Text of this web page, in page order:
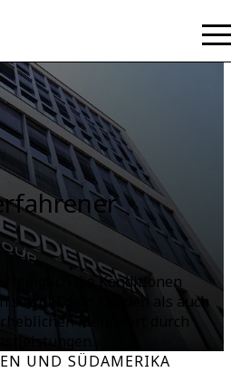
lediglich die Konditionen
sowohl dem Kunden als auch
Mehrwert durch
UND SÜDAMERIKA